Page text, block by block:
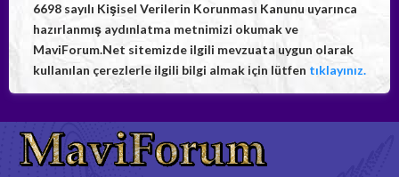
6698 sayılı Kişisel Verilerin Korunması Kanunu uyarınca
hazırlanmış aydınlatma metnimizi okumak ve
MaviForum.Net sitemizde ilgili mevzuata uygun olarak
kullanılan çerezlerle ilgili bilgi almak için lütfen tıklayınız.